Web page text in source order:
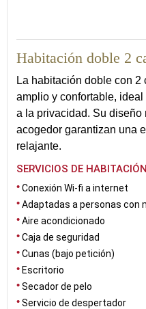
Habitación doble 2
La habitación doble con
amplio y confortable,
a la privacidad. Su diseño
acogedor garantizan una
relajante.
SERVICIOS DE HABITACIÓN
Conexión Wi-fi a internet
Adaptadas a personas con
Aire acondicionado
Caja de seguridad
Cunas (bajo petición)
Escritorio
Secador de pelo
Servicio de despertador